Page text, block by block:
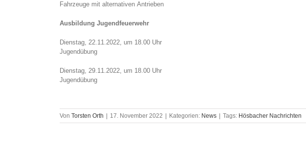
Fahrzeuge mit alternativen Antrieben
Ausbildung Jugendfeuerwehr
Dienstag, 22.11.2022, um 18.00 Uhr
Jugendübung
Dienstag, 29.11.2022, um 18.00 Uhr
Jugendübung
Von Torsten Orth | 17. November 2022 | Kategorien: News | Tags: Hösbacher Nachrichten